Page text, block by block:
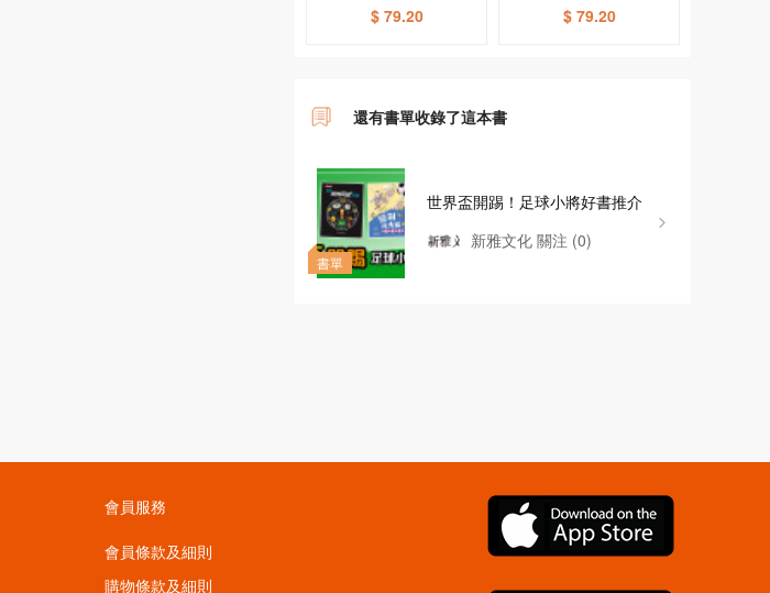
$ 79.20 $ 79.20
還有書單收錄了這本書
書單
世界盃開踢！足球小將好書推介
新雅文化 關注 (0)
會員服務
會員條款及細則
購物條款及細則